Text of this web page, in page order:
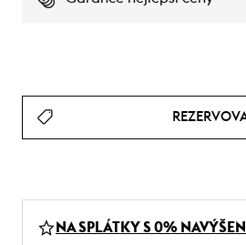
NA SPLÁTKY S 0% NAVÝŠENÍ